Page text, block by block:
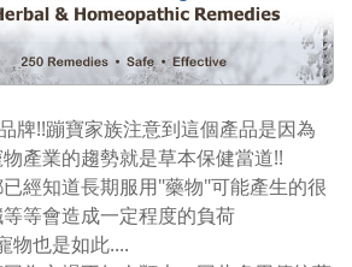
牌!!蹦寶家族注意到這個產品是因為
產業的趨勢就是草本保健當道!!
經知道長期服用"藥物"可能產生的很
等會造成一定程度的負荷
物也是如此....